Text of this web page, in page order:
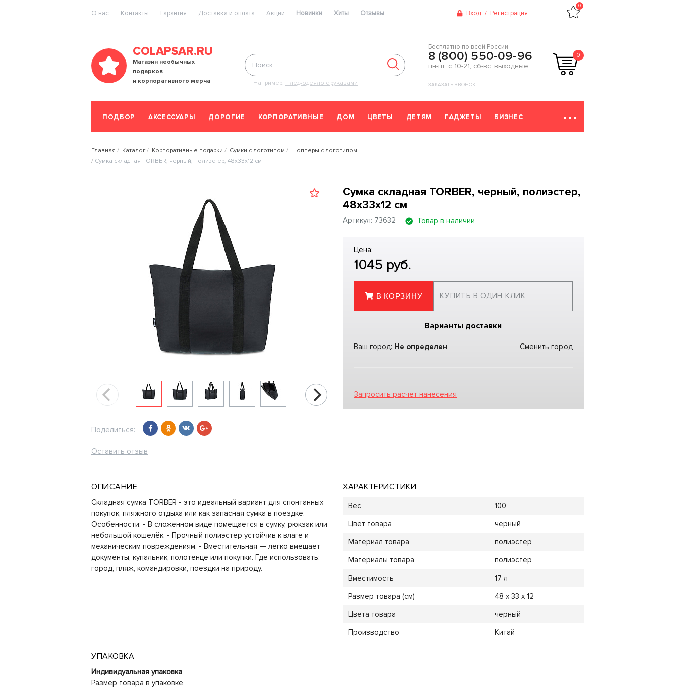
O нас Контакты Гарантия Доставка и оплата Акции Новинки Хиты Отзывы Вход / Регистрация
0
COLAPSAR.RU
Магазин необычных
подарков
и корпоративного мерча
Например: Плед-одеяло с рукавами
Бесплатно по всей России
8 (800) 550-09-96
пн-пт: с 10-21, сб-вс: выходные
ЗАКАЗАТЬ ЗВОНОК
0
ПОДБОР АКСЕССУАРЫ ДОРОГИЕ КОРПОРАТИВНЫЕ ДОМ ЦВЕТЫ ДЕТЯМ ГАДЖЕТЫ БИЗНЕС
Главная Каталог Корпоративные подарки Сумки с логотипом
Шопперы с логотипом
Сумка складная TORBER, черный, полиэстер, 48x33x12 см
Поделиться:
Оставить отзыв
Сумка складная TORBER, черный, полиэстер,
48x33x12 см
Артикул: 73632 Товар в наличии
Цена:
1045 руб.
В КОРЗИНУ КУПИТЬ В ОДИН КЛИК
Варианты доставки
Ваш город: Не определен Сменить город
Запросить расчет нанесения
ОПИСАНИЕ
Складная сумка TORBER - это идеальный вариант для спонтанных
покупок, пляжного отдыха или как запасная сумка в поездке.
Особенности: - В сложенном виде помещается в сумку, рюкзак или
небольшой кошелёк. - Прочный полиэстер устойчив к влаге и
механическим повреждениям. - Вместительная — легко вмещает
документы, купальник, полотенце или покупки. Где использовать:
город, пляж, командировки, поездки на природу.
ХАРАКТЕРИСТИКИ
Вес
100
Цвет товара
черный
Материал товара
полиэстер
Материалы товара
полиэстер
Вместимость
17 л
Размер товара (см)
48 х 33 х 12
Цвета товара
черный
Производство
Китай
УПАКОВКА
Индивидуальная упаковка
Размер товара в упаковке